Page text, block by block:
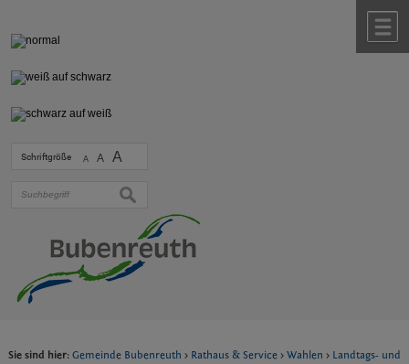
Schriftgröße A A A
suchen
Sie sind hier: Gemeinde Bubenreuth > Rathaus & Service > Wahlen > Landtags- und